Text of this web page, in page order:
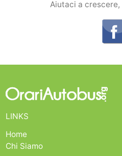
Aiutaci a crescere,
LINKS
Home
Chi Siamo